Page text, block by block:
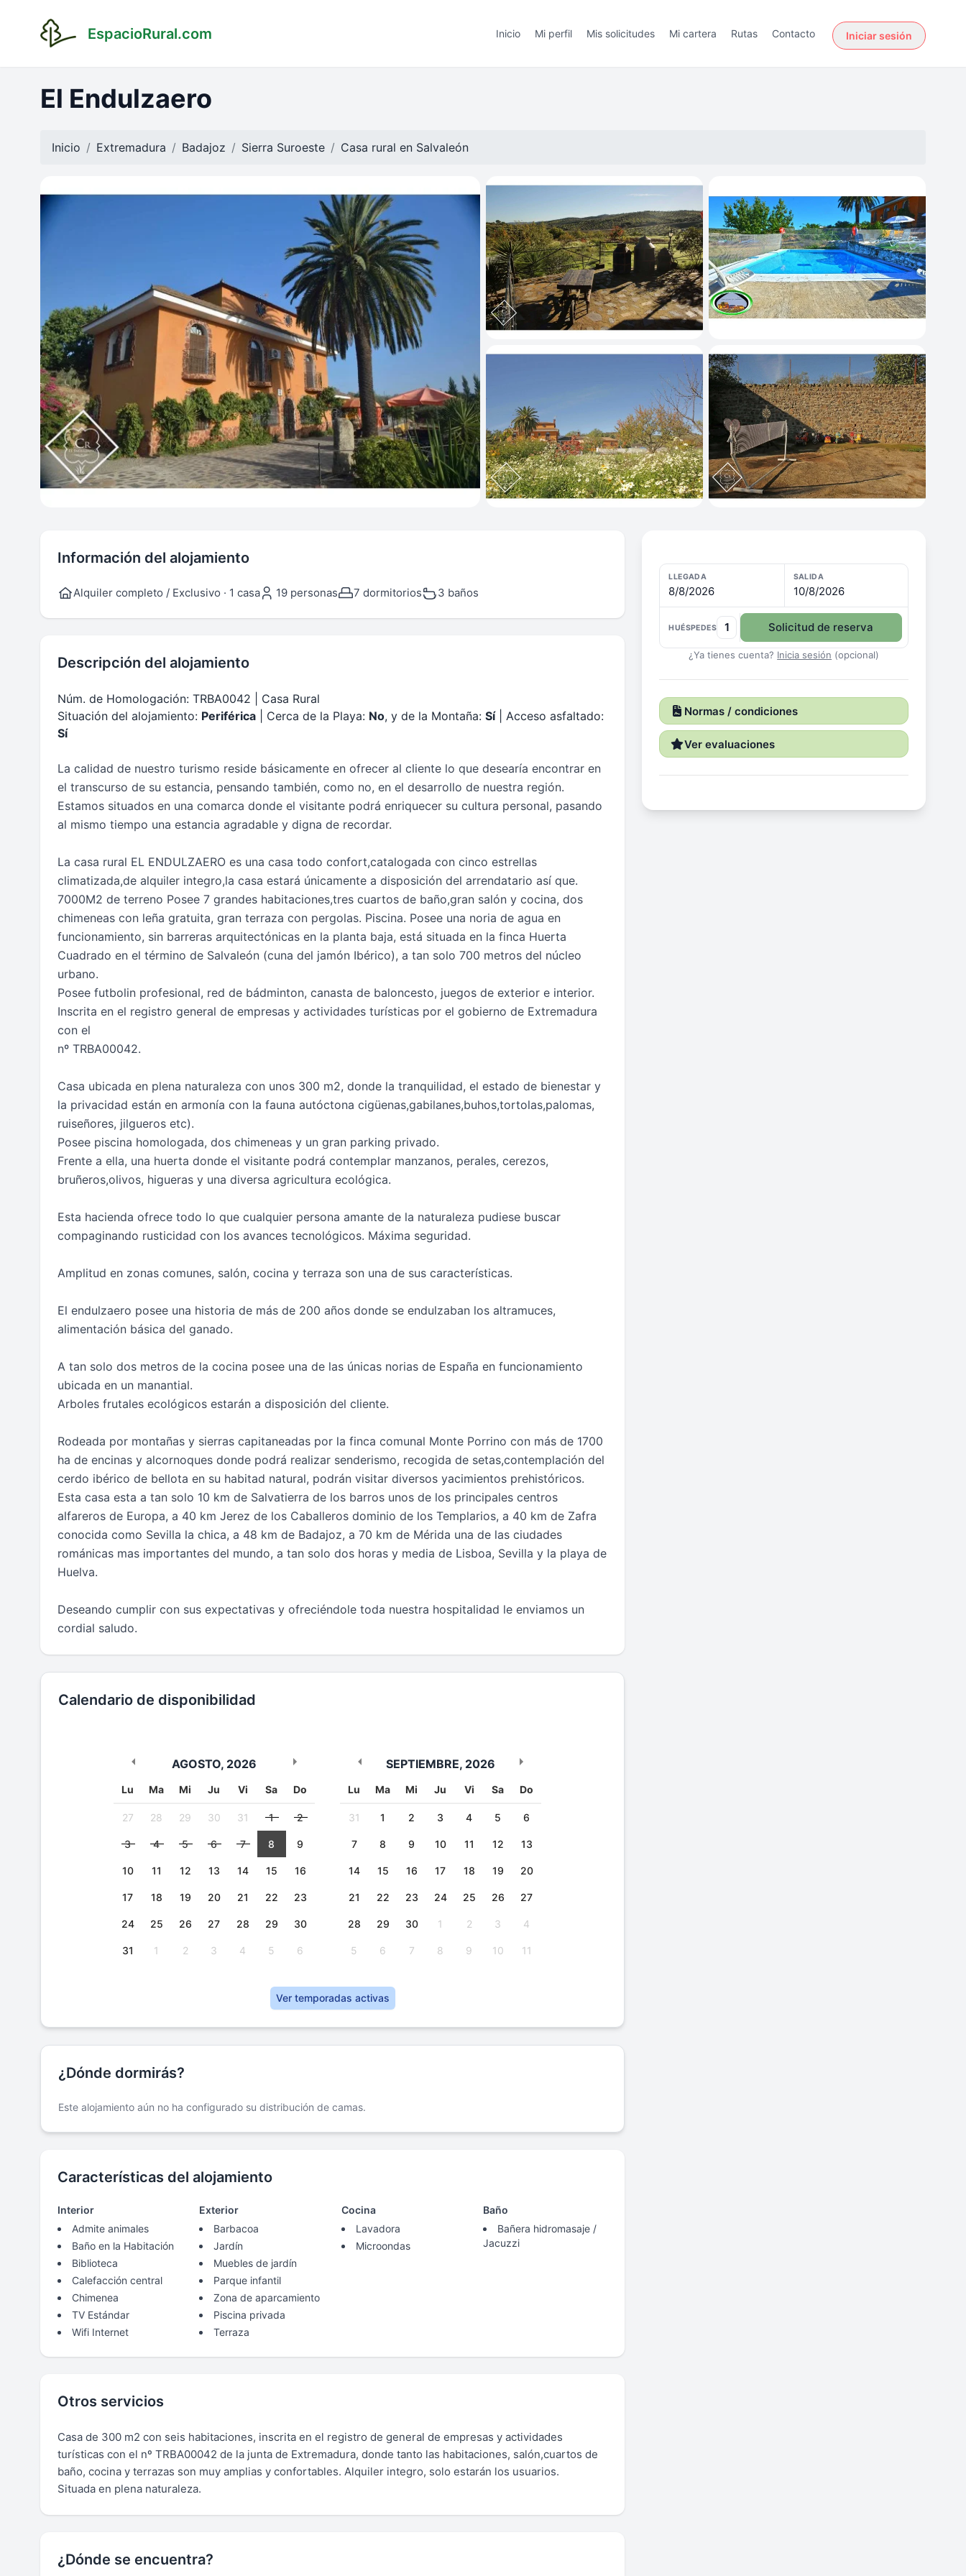
EspacioRural.com Inicio Mi perfil Mis solicitudes Mi cartera Rutas Contacto Iniciar sesión
El Endulzaero
Inicio Extremadura Badajoz Sierra Suroeste Casa rural en Salvaleón
Información del alojamiento
Alquiler completo / Exclusivo · 1 casa 19 personas 7 dormitorios 3 baños
Descripción del alojamiento
Núm. de Homologación: TRBA0042 | Casa Rural
Situación del alojamiento: Periférica | Cerca de la Playa: No, y de la Montaña: Sí| Acceso asfaltado:
Sí
La calidad de nuestro turismo reside básicamente en ofrecer al cliente lo que desearía encontrar en
el transcurso de su estancia, pensando también, como no, en el desarrollo de nuestra región.
Estamos situados en una comarca donde el visitante podrá enriquecer su cultura personal, pasando
al mismo tiempo una estancia agradable y digna de recordar.
La casa rural EL ENDULZAERO es una casa todo confort,catalogada con cinco estrellas
climatizada,de alquiler integro,la casa estará únicamente a disposición del arrendatario así que.
7000M2 de terreno Posee 7 grandes habitaciones,tres cuartos de baño,gran salón y cocina, dos
chimeneas con leña gratuita, gran terraza con pergolas. Piscina. Posee una noria de agua en
funcionamiento, sin barreras arquitectónicas en la planta baja, está situada en la finca Huerta
Cuadrado en el término de Salvaleón (cuna del jamón Ibérico), a tan solo 700 metros del núcleo
urbano.
Posee futbolin profesional, red de bádminton, canasta de baloncesto, juegos de exterior e interior.
Inscrita en el registro general de empresas y actividades turísticas por el gobierno de Extremadura
con el
nº TRBA00042.
Casa ubicada en plena naturaleza con unos 300 m2, donde la tranquilidad, el estado de bienestar y
la privacidad están en armonía con la fauna autóctona cigüenas,gabilanes,buhos,tortolas,palomas,
ruiseñores, jilgueros etc).
Posee piscina homologada, dos chimeneas y un gran parking privado.
Frente a ella, una huerta donde el visitante podrá contemplar manzanos, perales, cerezos,
bruñeros,olivos, higueras y una diversa agricultura ecológica.
Esta hacienda ofrece todo lo que cualquier persona amante de la naturaleza pudiese buscar
compaginando rusticidad con los avances tecnológicos. Máxima seguridad.
Amplitud en zonas comunes, salón, cocina y terraza son una de sus características.
El endulzaero posee una historia de más de 200 años donde se endulzaban los altramuces,
alimentación básica del ganado.
A tan solo dos metros de la cocina posee una de las únicas norias de España en funcionamiento
ubicada en un manantial.
Arboles frutales ecológicos estarán a disposición del cliente.
Rodeada por montañas y sierras capitaneadas por la finca comunal Monte Porrino con más de 1700
ha de encinas y alcornoques donde podrá realizar senderismo, recogida de setas,contemplación del
cerdo ibérico de bellota en su habitad natural, podrán visitar diversos yacimientos prehistóricos.
Esta casa esta a tan solo 10 km de Salvatierra de los barros unos de los principales centros
alfareros de Europa, a 40 km Jerez de los Caballeros dominio de los Templarios, a 40 km de Zafra
conocida como Sevilla la chica, a 48 km de Badajoz, a 70 km de Mérida una de las ciudades
románicas mas importantes del mundo, a tan solo dos horas y media de Lisboa, Sevilla y la playa de
Huelva.
Deseando cumplir con sus expectativas y ofreciéndole toda nuestra hospitalidad le enviamos un
cordial saludo.
Calendario de disponibilidad
AGOSTO, 2026
Lu Ma Mi Ju Vi Sa Do
27 28 29 30 31 1 2
3 4 5 6 7 8 9
10 11 12 13 14 15 16
17 18 19 20 21 22 23
24 25 26 27 28 29 30
31 1 2 3 4 5 6
SEPTIEMBRE, 2026
Lu Ma Mi Ju Vi Sa Do
31 1 2 3 4 5 6
7 8 9 10 11 12 13
14 15 16 17 18 19 20
21 22 23 24 25 26 27
28 29 30 1 2 3 4
5 6 7 8 9 10 11
Ver temporadas activas
¿Dónde dormirás?
Este alojamiento aún no ha configurado su distribución de camas.
Características del alojamiento
Interior
Admite animales
Baño en la Habitación
Biblioteca
Calefacción central
Chimenea
TV Estándar
Wifi Internet
Exterior
Barbacoa
Jardín
Muebles de jardín
Parque infantil
Zona de aparcamiento
Piscina privada
Terraza
Cocina
Lavadora
Microondas
Baño
Bañera hidromasaje /
Jacuzzi
Otros servicios
Casa de 300 m2 con seis habitaciones, inscrita en el registro de general de empresas y actividades
turísticas con el nº TRBA00042 de la junta de Extremadura, donde tanto las habitaciones, salón,cuartos de
baño, cocina y terrazas son muy amplias y confortables. Alquiler integro, solo estarán los usuarios.
Situada en plena naturaleza.
¿Dónde se encuentra?
LLEGADA
8/8/2026
SALIDA
10/8/2026
HUÉSPEDES 1 Solicitud de reserva
¿Ya tienes cuenta? Inicia sesión (opcional)
Normas / condiciones
Ver evaluaciones